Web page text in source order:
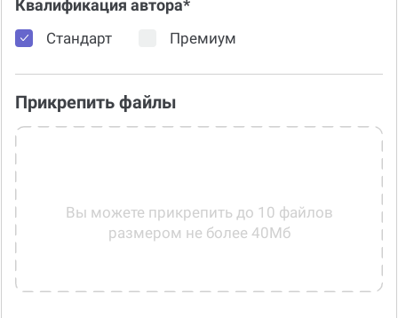
Квалификация автора*
Стандарт Премиум
Прикрепить файлы
Вы можете прикрепить до 10 файлов
размером не более 40Мб